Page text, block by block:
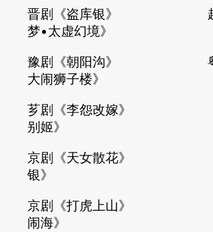
大事记
晋剧《盗库银》 越
梦•太虚幻境》
豫剧《朝阳沟》 粤
大闹狮子楼》
芗剧《李怨改嫁》 京
别姬》
京剧《天女散花》 粤
银》
京剧《打虎上山》 粤
闹海》